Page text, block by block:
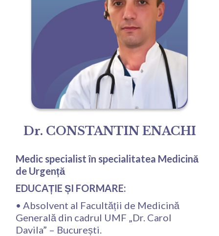
Dr. CONSTANTIN ENACHI
Medic specialist în specialitatea Medicină
de Urgență
EDUCAȚIE ȘI FORMARE:
• Absolvent al Facultății de Medicină
Generală din cadrul UMF „Dr. Carol
Davila” – București.